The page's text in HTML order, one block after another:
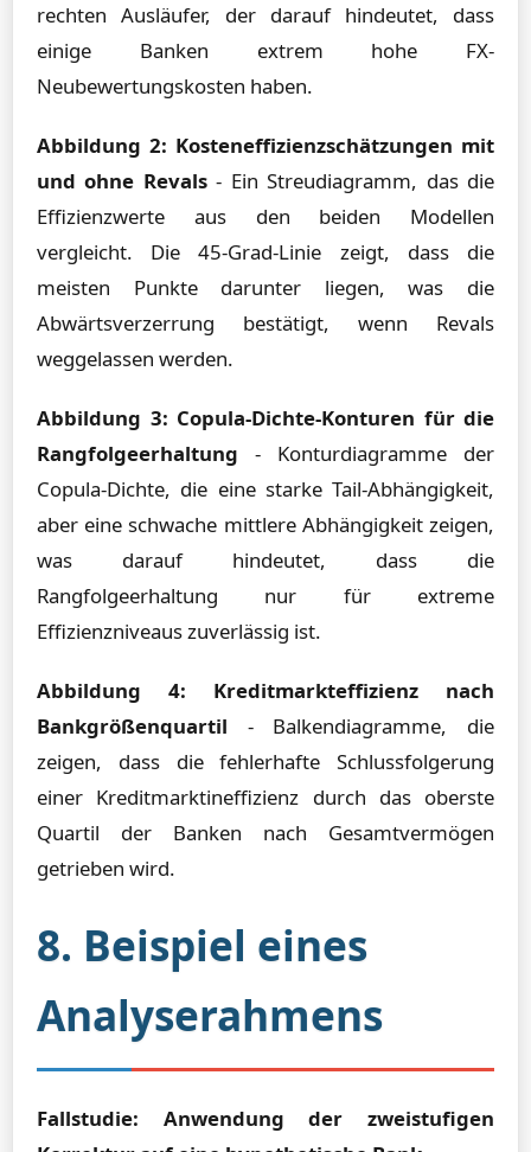
rechten Ausläufer, der darauf hindeutet, dass
einige Banken extrem hohe FX-
Neubewertungskosten haben.
Abbildung 2: Kosteneffizienzschätzungen mit
und ohne Revals- Ein Streudiagramm, das die
Effizienzwerte aus den beiden Modellen
vergleicht. Die 45-Grad-Linie zeigt, dass die
meisten Punkte darunter liegen, was die
Abwärtsverzerrung bestätigt, wenn Revals
weggelassen werden.
Abbildung 3: Copula-Dichte-Konturen für die
Rangfolgeerhaltung - Konturdiagramme der
Copula-Dichte, die eine starke Tail-Abhängigkeit,
aber eine schwache mittlere Abhängigkeit zeigen,
was darauf hindeutet, dass die
Rangfolgeerhaltung nur für extreme
Effizienzniveaus zuverlässig ist.
Abbildung 4: Kreditmarkteffizienz nach
Bankgrößenquartil - Balkendiagramme, die
zeigen, dass die fehlerhafte Schlussfolgerung
einer Kreditmarktineffizienz durch das oberste
Quartil der Banken nach Gesamtvermögen
getrieben wird.
8. Beispiel eines
Analyserahmens
Fallstudie: Anwendung der zweistufigen